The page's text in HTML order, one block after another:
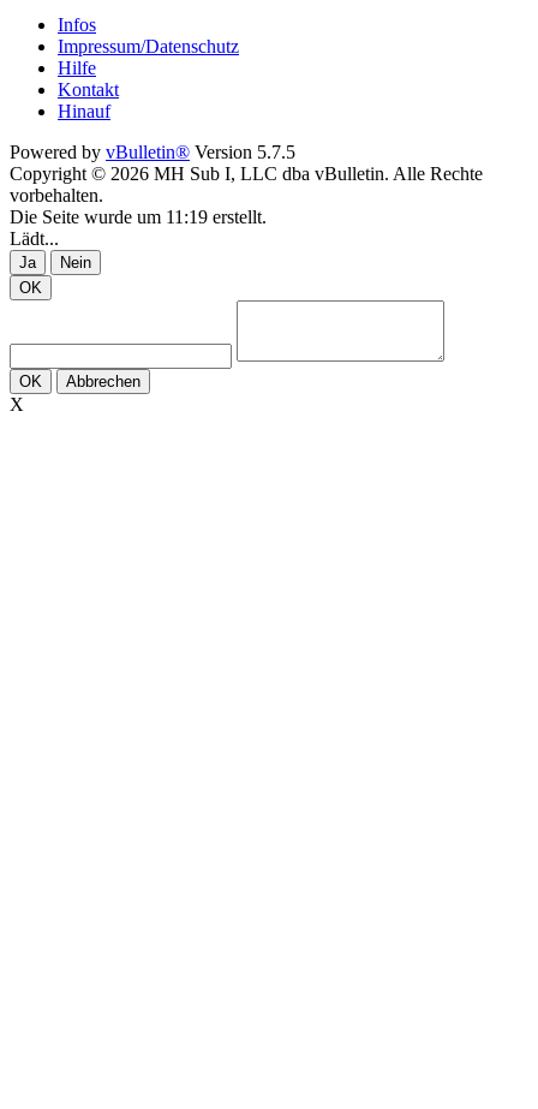
Infos
Impressum/Datenschutz
Hilfe
Kontakt
Hinauf
Powered by vBulletin® Version 5.7.5
Copyright © 2026 MH Sub I, LLC dba vBulletin. Alle Rechte
vorbehalten.
Die Seite wurde um 11:19 erstellt.
Lädt...
Ja
Nein
OK
OK Abbrechen
X